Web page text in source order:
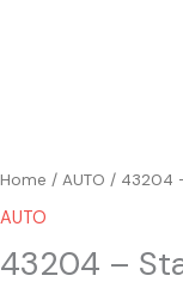
Home / AUTO / 43204
AUTO
43204 –